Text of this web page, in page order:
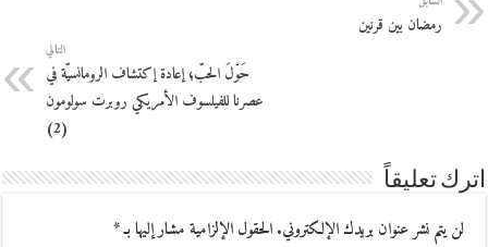
رمضان بين قرنين
التالي
حَوْلَ الحبّ؛ إعادة إكتشاف الرومانسيّة في
عصرنا للفيلسوف الأمريكي روبرت سولومون
(2)
اترك تعليقاً
لن يتم نشر عنوان بريدك الإلكتروني.الحقول الإلزامية مشار إليها بـ*